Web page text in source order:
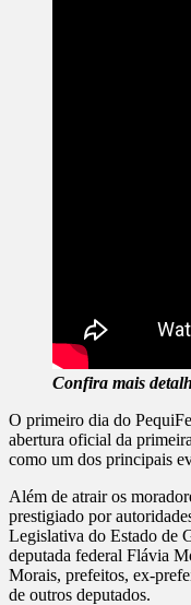
Confira mais
O primeiro dia do
abertura oficial da
como um dos principais
Além de atrair os
prestigiado por
Legislativa do Estado de
deputada federal Flávia
Morais, prefeitos, ex-
de outros deputados.